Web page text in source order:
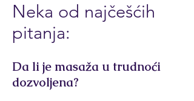
Neka od najčešćih
pitanja:
Da li je masaža u trudnoći
dozvoljena?